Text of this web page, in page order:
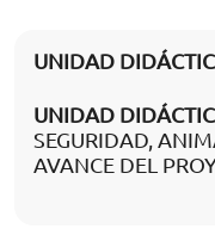
UNIDAD
UNIDAD
SEGURIDAD,
AVANCE DEL